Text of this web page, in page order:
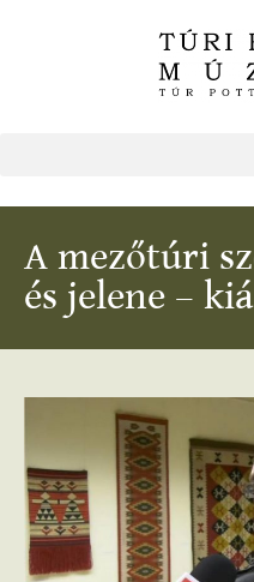
A mezőtúri
és jelene –